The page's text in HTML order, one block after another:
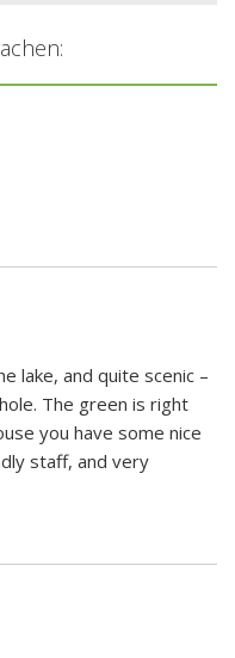
lake, and quite scenic –
The green is right
you have some nice
staff, and very